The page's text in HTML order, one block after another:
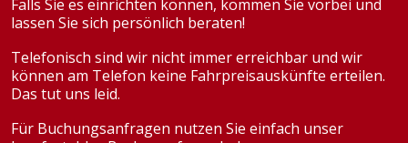
Falls Sie es einrichten können, kommen Sie vorbei und
lassen Sie sich persönlich beraten!
Telefonisch sind wir nicht immer erreichbar und wir
können am Telefon keine Fahrpreisauskünfte erteilen.
Das tut uns leid.
Für Buchungsanfragen nutzen Sie einfach unser